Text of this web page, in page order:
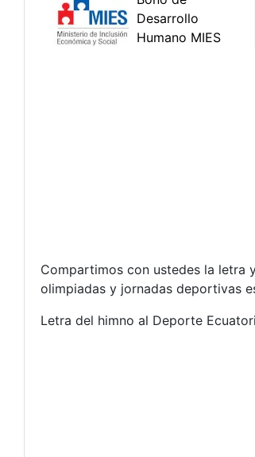
Compartimos con ustedes la letra
olimpiadas y jornadas deportivas
Letra del himno al Deporte